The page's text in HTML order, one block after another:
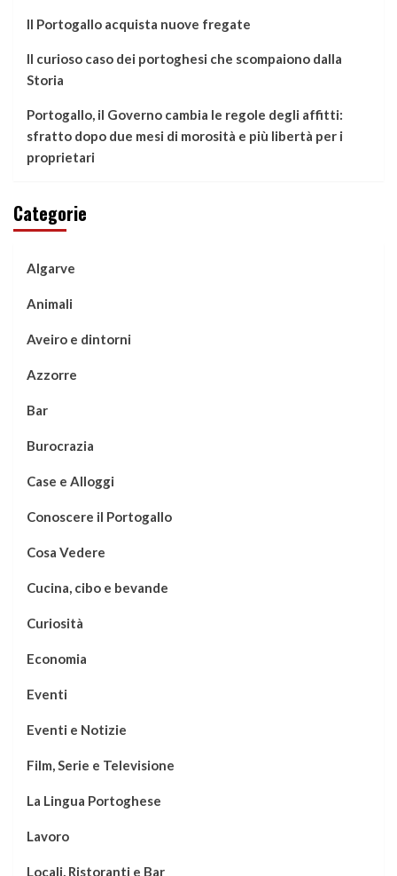
Il Portogallo acquista nuove fregate
Il curioso caso dei portoghesi che scompaiono dalla
Storia
Portogallo, il Governo cambia le regole degli affitti:
sfratto dopo due mesi di morosità e più libertà per i
proprietari
Categorie
Algarve
Animali
Aveiro e dintorni
Azzorre
Bar
Burocrazia
Case e Alloggi
Conoscere il Portogallo
Cosa Vedere
Cucina, cibo e bevande
Curiosità
Economia
Eventi
Eventi e Notizie
Film, Serie e Televisione
La Lingua Portoghese
Lavoro
Locali, Ristoranti e Bar